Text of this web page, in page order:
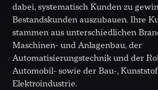
dabei, systematisch Kunden zu
Bestandskunden auszubauen. Ihre
stammen aus unterschiedlichen
Maschinen- und Anlagenbau, der
Automatisierungstechnik und der
Automobil- sowie der Bau-,
Elektroindustrie.